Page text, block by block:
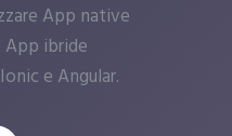
App native
App ibride
e Angular.